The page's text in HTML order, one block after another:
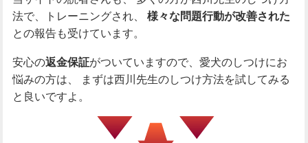
法で、トレーニングされ、
様々な問題行動が改善された
との報告も受けています。
安心の返金保証がついていますので、愛犬のしつけにお
悩みの方は、
まずは西川先生のしつけ方法を試してみる
と良いですよ。